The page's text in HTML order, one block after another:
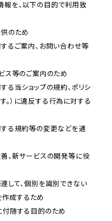
報を、以下の目的で利用致
供のため
するご案内、お問い合わせ等
ビス等のご案内のため
る当ショップの規約、ポリシ
。）に違反する行為に対する
する規約等の変更などを通
善、新サービスの開発等に役
連して、個別を識別できない
成するため
付随する目的のため